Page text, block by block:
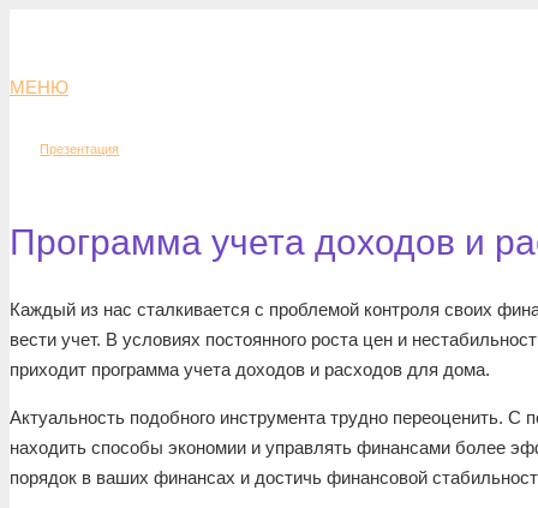
МЕНЮ
Презентация
Программа учета доходов и
Каждый из нас сталкивается с проблемой контроля своих
вести учет. В условиях постоянного роста цен и
приходит программа учета доходов и расходов для дома.
Актуальность подобного инструмента трудно переоценить.
находить способы экономии и управлять финансами более
порядок в ваших финансах и достичь финансовой